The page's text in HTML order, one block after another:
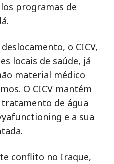
programas de
o CICV,
locais de saúde, já
material médico
O CICV mantém
de água
e a sua
conflito no Iraque,